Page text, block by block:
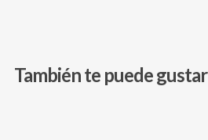
También te puede gustar